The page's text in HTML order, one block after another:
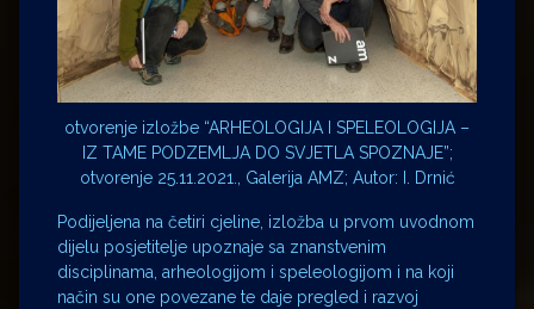
otvorenje izložbe “ARHEOLOGIJA I SPELEOLOGIJA –
IZ TAME PODZEMLJA DO SVJETLA SPOZNAJE”;
otvorenje 25.11.2021., Galerija AMZ; Autor: I. Drnić
Podijeljena na četiri cjeline, izložba u prvom uvodnom
dijelu posjetitelje upoznaje sa znanstvenim
disciplinama, arheologijom i speleologijom i na koji
način su one povezane te daje pregled i razvoj